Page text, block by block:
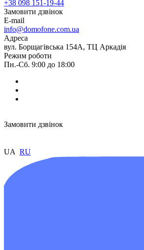
+38 098 151-19-44
Замовити дзвінок
E-mail
info@domofone.com.ua
Адреса
вул. Борщагівська 154А, ТЦ Аркадія
Режим роботи
Пн.-Сб. 9:00 до 18:00
Замовити дзвінок
UA RU